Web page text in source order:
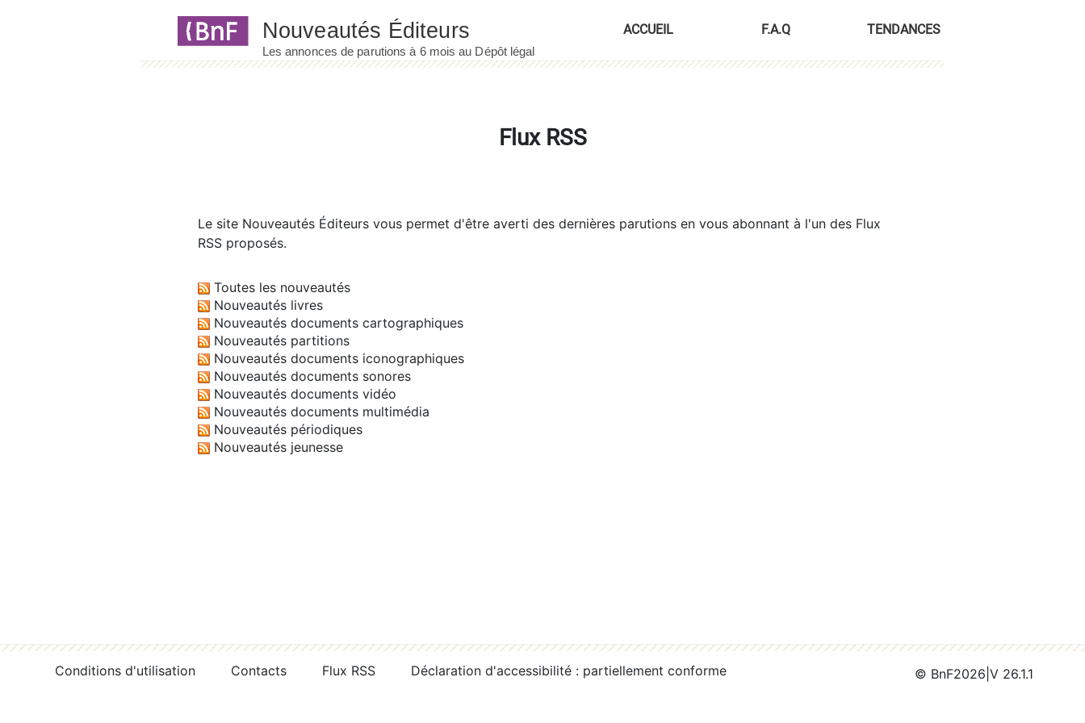
ACCUEIL F.A.Q TENDANCES
Flux RSS
Le site Nouveautés Éditeurs vous permet d'être averti des dernières parutions en vous abonnant à l'un des Flux
RSS proposés.
Toutes les nouveautés
Nouveautés livres
Nouveautés documents cartographiques
Nouveautés partitions
Nouveautés documents iconographiques
Nouveautés documents sonores
Nouveautés documents vidéo
Nouveautés documents multimédia
Nouveautés périodiques
Nouveautés jeunesse
Conditions d'utilisation Contacts Flux RSS Déclaration d'accessibilité : partiellement conforme © BnF2026 V 26.1.1